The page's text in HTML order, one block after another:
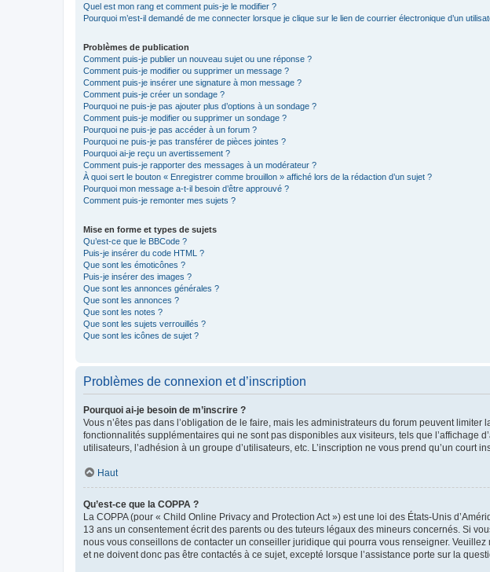
Quel est mon rang et comment puis-je le modifier ?
Pourquoi m’est-il demandé de me connecter lorsque je clique sur le lien de courrier électronique d’un
Problèmes de publication
Comment puis-je publier un nouveau sujet ou une réponse ?
Comment puis-je modifier ou supprimer un message ?
Comment puis-je insérer une signature à mon message ?
Comment puis-je créer un sondage ?
Pourquoi ne puis-je pas ajouter plus d’options à un sondage ?
Comment puis-je modifier ou supprimer un sondage ?
Pourquoi ne puis-je pas accéder à un forum ?
Pourquoi ne puis-je pas transférer de pièces jointes ?
Pourquoi ai-je reçu un avertissement ?
Comment puis-je rapporter des messages à un modérateur ?
À quoi sert le bouton « Enregistrer comme brouillon » affiché lors de la rédaction d’un sujet ?
Pourquoi mon message a-t-il besoin d’être approuvé ?
Comment puis-je remonter mes sujets ?
Mise en forme et types de sujets
Qu’est-ce que le BBCode ?
Puis-je insérer du code HTML ?
Que sont les émoticônes ?
Puis-je insérer des images ?
Que sont les annonces générales ?
Que sont les annonces ?
Que sont les notes ?
Que sont les sujets verrouillés ?
Que sont les icônes de sujet ?
Problèmes de connexion et d’inscription
Pourquoi ai-je besoin de m’inscrire ?
Vous n’êtes pas dans l’obligation de le faire, mais les administrateurs du forum peuvent
fonctionnalités supplémentaires qui ne sont pas disponibles aux visiteurs, tels que l’affichage
utilisateurs, l’adhésion à un groupe d’utilisateurs, etc. L’inscription ne vous prend qu’un court
Haut
Qu’est-ce que la COPPA ?
La COPPA (pour « Child Online Privacy and Protection Act ») est une loi des États-Unis
13 ans un consentement écrit des parents ou des tuteurs légaux des mineurs concernés. Si
nous vous conseillons de contacter un conseiller juridique qui pourra vous renseigner.
et ne doivent donc pas être contactés à ce sujet, excepté lorsque l’assistance porte sur la